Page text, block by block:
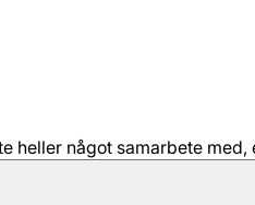
heller något samarbete